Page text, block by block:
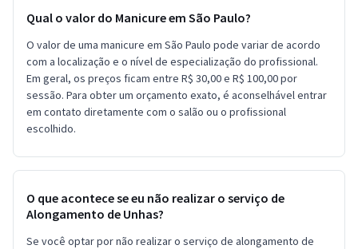
Qual o valor do Manicure em São Paulo?
O valor de uma manicure em São Paulo pode variar de acordo
com a localização e o nível de especialização do profissional.
Em geral, os preços ficam entre R$ 30,00 e R$ 100,00 por
sessão. Para obter um orçamento exato, é aconselhável entrar
em contato diretamente com o salão ou o profissional
escolhido.
O que acontece se eu não realizar o serviço de
Alongamento de Unhas?
Se você optar por não realizar o serviço de alongamento de